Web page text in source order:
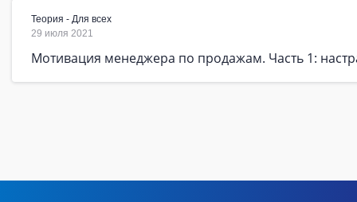
Теория - Для всех
29 июля 2021
Мотивация менеджера по продажам. Часть 1: